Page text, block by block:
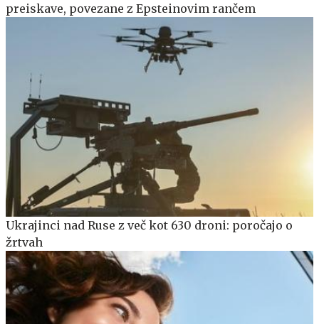
preiskave, povezane z Epsteinovim rančem
Ukrajinci nad Ruse z več kot 630 droni: poročajo o
žrtvah